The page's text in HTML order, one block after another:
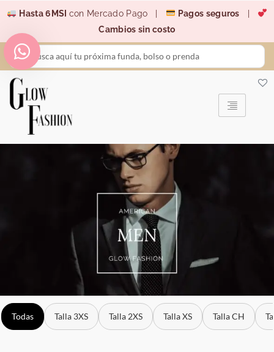
contenido
Hasta 6MSI con Mercado Pago | Pagos seguros
Cambios sin costo
Search
...
Todas Talla 3XS Talla 2XS Talla XS Talla CH